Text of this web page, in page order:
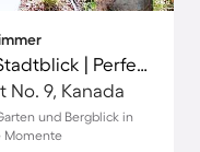
Ferienwohnung mit Garten | Stadtblick | Perfekt für die Arbeit von Zuhause
9, Kanada
und Bergblick in
Momente